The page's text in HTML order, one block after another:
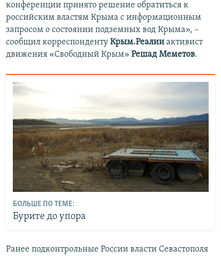
конференции принято решение обратиться к
российским властям Крыма с информационным
запросом о состоянии подземных вод Крыма», –
сообщил корреспонденту Крым.Реалии активист
движения «Свободный Крым» Решад Меметов.
БОЛЬШЕ ПО ТЕМЕ:
Бурите до упора
Ранее подконтрольные России власти Севастополя